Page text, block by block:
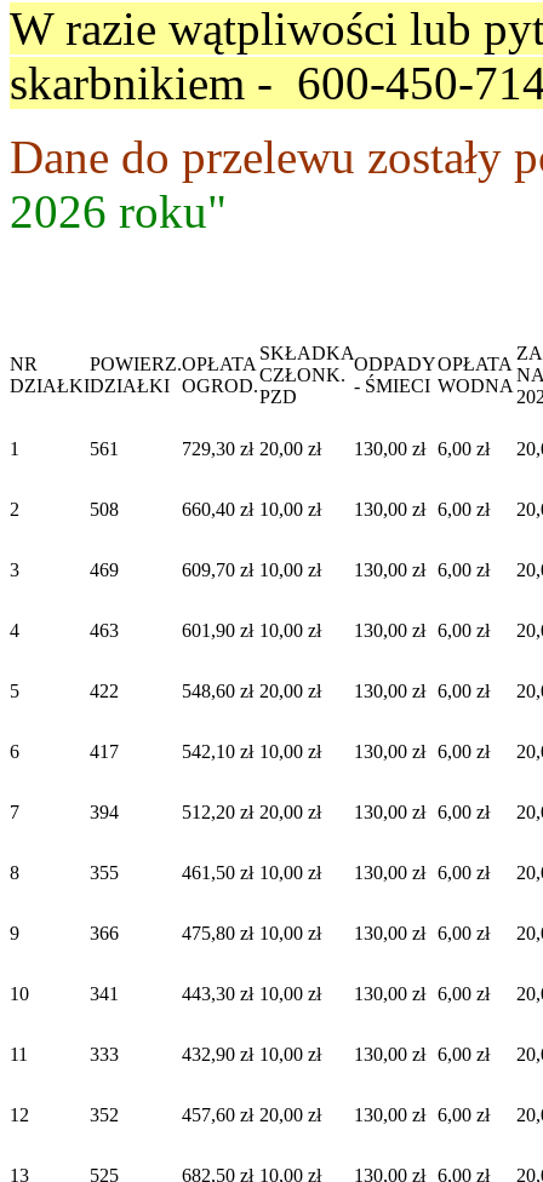
W razie wątpliwości lub
skarbnikiem - 600-450-
Dane do przelewu zostały
2026 roku"
NR
DZIAŁKI
POWIERZ.
DZIAŁKI
OPŁATA
OGROD.
SKŁADKA
CZŁONK.
PZD
ODPADY
- ŚMIECI
OPŁATA
WODNA
1 561 729,30 zł 20,00 zł 130,00 zł 6,00 zł
2 508 660,40 zł 10,00 zł 130,00 zł 6,00 zł
3 469 609,70 zł 10,00 zł 130,00 zł 6,00 zł
4 463 601,90 zł 10,00 zł 130,00 zł 6,00 zł
5 422 548,60 zł 20,00 zł 130,00 zł 6,00 zł
6 417 542,10 zł 10,00 zł 130,00 zł 6,00 zł
7 394 512,20 zł 20,00 zł 130,00 zł 6,00 zł
8 355 461,50 zł 10,00 zł 130,00 zł 6,00 zł
9 366 475,80 zł 10,00 zł 130,00 zł 6,00 zł
10 341 443,30 zł 10,00 zł 130,00 zł 6,00 zł
11 333 432,90 zł 10,00 zł 130,00 zł 6,00 zł
12 352 457,60 zł 20,00 zł 130,00 zł 6,00 zł
13 525 682,50 zł 10,00 zł 130,00 zł 6,00 zł